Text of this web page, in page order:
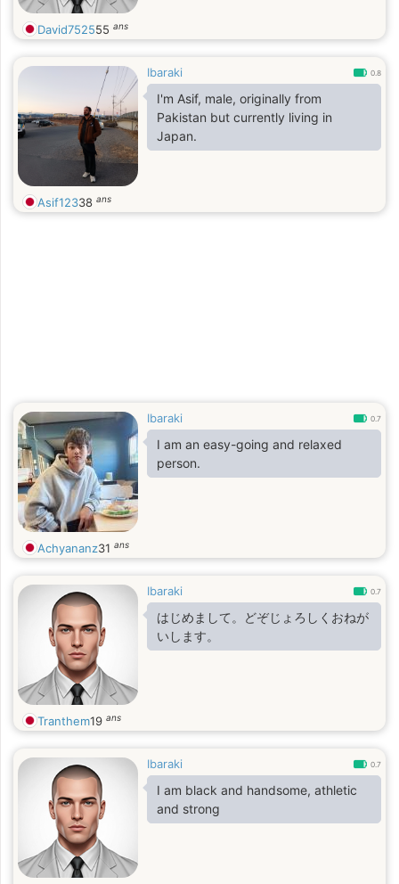
David752555 ans
Ibaraki 0.8
I'm Asif, male, originally from
Pakistan but currently living in
Japan.
Asif12338 ans
Ibaraki 0.7
I am an easy-going and relaxed
person.
Achyananz31 ans
Ibaraki 0.7
はじめまして。どぞじょろしくおねが
いします。
Tranthem19 ans
Ibaraki 0.7
I am black and handsome, athletic
and strong